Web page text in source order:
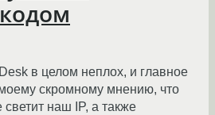
в целом неплох, и главное
скромному мнению, что
наш IP, а также